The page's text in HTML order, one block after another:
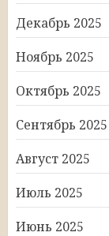
Декабрь 2025
Ноябрь 2025
Октябрь 2025
Сентябрь 2025
Август 2025
Июль 2025
Июнь 2025